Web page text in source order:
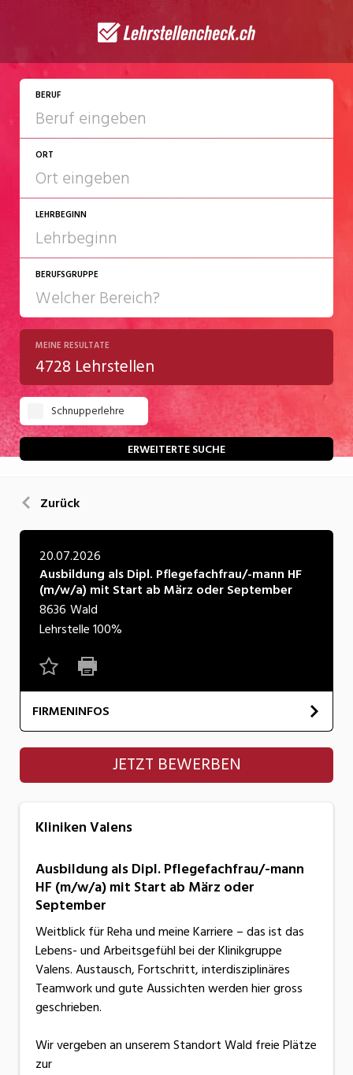
BERUF
ORT
LEHRBEGINN
2027
2028
BERUFSGRUPPE
Chemie/Pharma
Gastgewerbe
Gesundheit/Pflege/Soziales
Handwerk/Technik
Kultur
Natur
Verkehr/Logistik
Wirtschaft/Verwaltung
MEINE RESULTATE
4728 Lehrstellen
Schnupperlehre
ERWEITERTE SUCHE
Zurück
20.07.2026
Ausbildung als Dipl. Pflegefachfrau/-mann HF
(m/w/a) mit Start ab März oder September
8636 Wald
Lehrstelle100%
FIRMENINFOS
Kliniken Valens
JETZT BEWERBEN
Kliniken Valens
Ausbildung als Dipl. Pflegefachfrau/-mann
HF (m/w/a) mit Start ab März oder
September
Weitblick für Reha und meine Karriere – das ist das
Lebens- und Arbeitsgefühl bei der Klinikgruppe
Valens. Austausch, Fortschritt, interdisziplinäres
Teamwork und gute Aussichten werden hier gross
geschrieben.
Wir vergeben an unserem Standort Wald freie Plätze
zur